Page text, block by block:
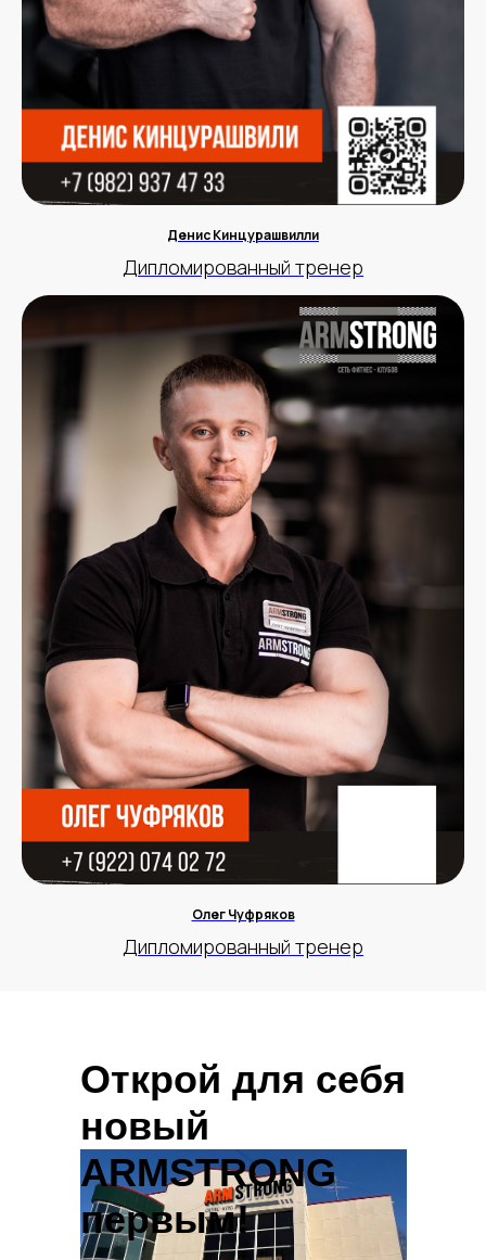
Денис Кинцурашвилли
Дипломированный тренер
Олег Чуфряков
Дипломированный тренер
Открой для себя
новый
ARMSTRONG
первым!